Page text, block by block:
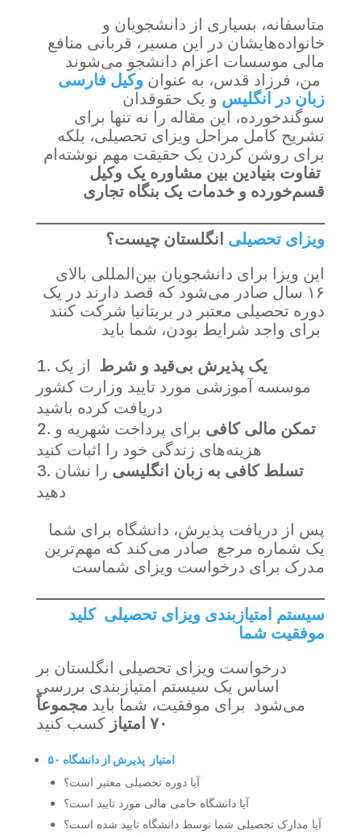
متاسفانه، بسیاری از دانشجویان و
خانواده‌هایشان در این مسیر، قربانی منافع
مالی موسسات اعزام دانشجو می‌شوند
من، فرزاد قدس، به عنوان وکیل فارسی
زبان در انگلیس و یک حقوقدان
سوگندخورده، این مقاله را نه تنها برای
تشریح کامل مراحل ویزای تحصیلی، بلکه
برای روشن کردن یک حقیقت مهم نوشته‌ام
تفاوت بنیادین بین مشاوره یک وکیل
قسم‌خورده و خدمات یک بنگاه تجاری
ویزای تحصیلی انگلستان چیست؟
این ویزا برای دانشجویان بین‌المللی بالای
۱۶ سال صادر می‌شود که قصد دارند در یک
دوره تحصیلی معتبر در بریتانیا شرکت کنند
برای واجد شرایط بودن، شما باید
یک پذیرش بی‌قید و شرط از یک
موسسه آموزشی مورد تایید وزارت کشور
دریافت کرده باشید
تمکن مالی کافی برای پرداخت شهریه و
هزینه‌های زندگی خود را اثبات کنید
تسلط کافی به زبان انگلیسی را نشان
دهید
پس از دریافت پذیرش، دانشگاه برای شما
یک شماره مرجع صادر می‌کند که مهم‌ترین
مدرک برای درخواست ویزای شماست
سیستم امتیازبندی ویزای تحصیلی کلید
موفقیت شما
درخواست ویزای تحصیلی انگلستان بر
اساس یک سیستم امتیازبندی بررسی
می‌شود برای موفقیت، شما باید مجموعاً
۷۰ امتیاز کسب کنید
۵۰ امتیاز پذیرش از دانشگاه
آیا دوره تحصیلی معتبر است؟
آیا دانشگاه حامی مالی مورد تایید است؟
آیا مدارک تحصیلی شما توسط دانشگاه تایید شده است؟